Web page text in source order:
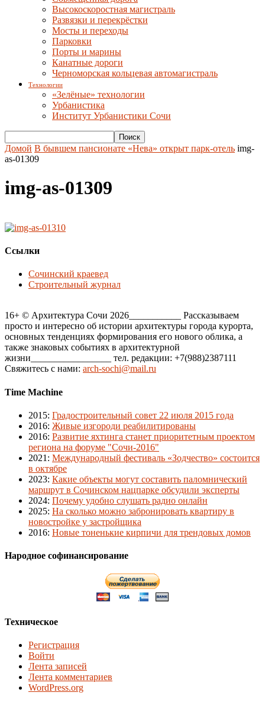
Высокоскоростная магистраль
Развязки и перекрёстки
Мосты и переходы
Парковки
Порты и марины
Канатные дороги
Черноморская кольцевая автомагистраль
Технологии
«Зелёные» технологии
Урбанистика
Институт Урбанистики Сочи
Домой В бывшем пансионате «Нева» открыт парк-отель img-
as-01309
img-as-01309
Ссылки
Сочинский краевед
Строительный журнал
16+ © Архитектура Сочи 2026___________ Рассказываем
просто и интересно об истории архитектуры города курорта,
основных тенденциях формирования его нового облика, а
также знаковых событиях в архитектурной
жизни_________________ тел. редакции: +7(988)2387111
Свяжитесь с нами: arch-sochi@mail.ru
Time Machine
2015: Градостроительный совет 22 июля 2015 года
2016: Живые изгороди реабилитированы
2016: Развитие яхтинга станет приоритетным проектом
региона на форуме "Сочи-2016"
2021 : Международный фестиваль «Зодчество» состоится
в октябре
2023: Какие объекты могут составить паломнический
маршрут в Сочинском нацпарке обсудили эксперты
2024: Почему удобно слушать радио онлайн
2025: На сколько можно забронировать квартиру в
новостройке у застройщика
2016: Новые тоненькие кирпичи для трендовых домов
Народное софинансирование
Техническое
Регистрация
Войти
Лента записей
Лента комментариев
WordPress.org